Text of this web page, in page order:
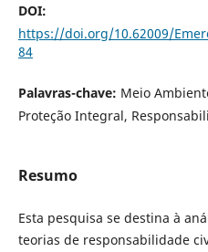
DOI:
https://doi.org/10.62009/
84
Palavras-chave: Meio
Proteção Integral,
Resumo
Esta pesquisa se destina à
teorias de responsabilidade